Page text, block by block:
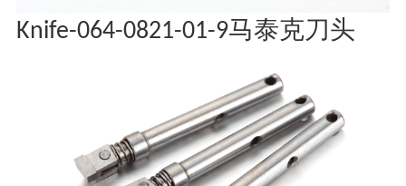
Knife-064-0821-01-9马泰克刀头